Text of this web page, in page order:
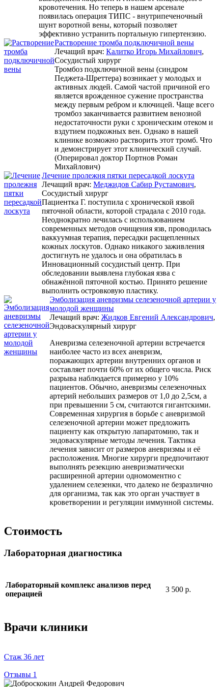
кровотечения. Но теперь в нашем арсенале
появилась операция ТИПС - внутрипеченочный
шунт воротной вены, который позволяет
эффективно устранить портальную гипертензию.
Растворение тромба подключичной вены
Лечащий врач: Калитко Игорь Михайлович,
Сосудистый хирург
Тромбоз подключичной вены (синдром
Педжета-Шреттера) возникает у молодых и
активных людей. Самой частой причиной его
является врожденное сужение пространства
между первым ребром и ключицей. Чаще всего
тромбоз заканчивается развитием венозной
недостаточности руки с хроническим отеком и
вздутием подкожных вен. Однако в нашей
клинике возможно растворить этот тромб. Что
и демонстрирует этот клинический случай.
(Оперировал доктор Портнов Роман
Михайлович)
Лечение пролежня пятки пересадкой лоскута
Лечащий врач: Меджидов Сабир Рустамович,
Сосудистый хирург
Пациентка Г. поступила с хронической язвой
пяточной области, которой страдала с 2010 года.
Неоднократно лечилась с использованием
современных методов очищения язв, проводилась
ваккуумная терапия, пересадки расщепленных
кожных лоскутов. Однако никакого заживления
достигнуть не удалось и она обратилась в
Инновационный сосудистый центр. При
обследовании выявлена глубокая язва с
обнажённой пяточной костью. Принято решение
выполнить островковую пластику.
Эмболизация аневризмы селезеночной артерии у
молодой женщины
Лечащий врач: Жидков Евгений Александрович,
Эндоваскулярный хирург
Аневризма селезеночной артерии встречается
наиболее часто из всех аневризм,
поражающих артерии внутренних органов и
составляет почти 60% от их общего числа. Риск
разрыва наблюдается примерно у 10%
пациентов. Обычно, аневризмы селезеночных
артерий небольших размеров от 1,0 до 2,5см, а
при превышении 5 см, считаются гигантскими.
Современная хирургия в борьбе с аневризмой
селезеночной артерии может предложить
пациенту как открытую лапаратомию, так и
эндоваскулярные методы лечения. Тактика
лечения зависит от размеров аневризмы и её
расположения. Многие хирурги предпочитают
выполнять резекцию аневризматически
расширенной артерии одномоментно с
удалением селезенки, что далеко не безразлично
для организма, так как это орган участвует в
кроветворении и регуляции иммунной системы.
Стоимость
Лабораторная диагностика
Лабораторный комплекс анализов перед
операцией
3 500 р.
Врачи клиники
Стаж 36 лет
Отзывы 1